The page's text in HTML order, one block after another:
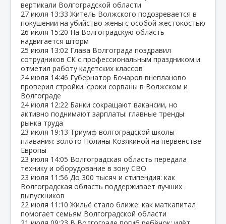
вертикали Волгоградской области
27 июля 13:33 Житель Волжского подозревается в
покушении на убийство жены с особой жестокостью
26 июля 15:20 На Волгоградскую область
надвигается шторм
25 июля 13:02 Глава Волгограда поздравил
сотрудников СК с профессиональным праздником и
отметил работу кадетских классов
24 июля 14:46 Губернатор Бочаров внепланово
проверил стройки: сроки сорваны в Волжском и
Волгограде
24 июля 12:22 Банки сокращают вакансии, но
активно поднимают зарплаты: главные тренды
рынка труда
23 июля 19:13 Триумф волгоградской школы
плавания: золото Полины Козякиной на первенстве
Европы
23 июля 14:05 Волгоградская область передала
технику и оборудование в зону СВО
23 июля 11:56 До 300 тысяч и стипендия: как
Волгоградская область поддерживает лучших
выпускников
22 июля 11:10 Жильё стало ближе: как маткапитал
помогает семьям Волгоградской области